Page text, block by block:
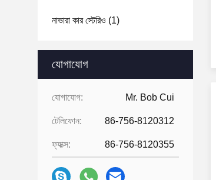
নাভারা কার স্টেরিও (1)
যোগাযোগ
যোগাযোগ: Mr. Bob Cui
টেলিফোন: 86-756-8120312
ফ্যাক্স: 86-756-8120355